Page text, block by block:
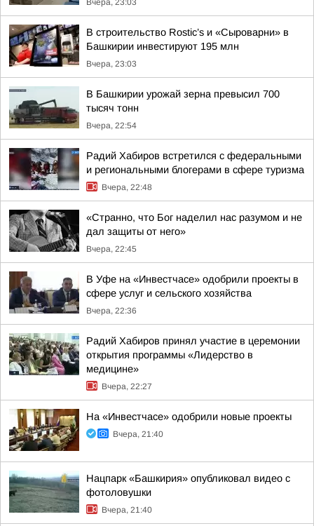
Вчера, 23:03
В строительство Rostic’s и «Сыроварни» в
Башкирии инвестируют 195 млн
Вчера, 23:03
В Башкирии урожай зерна превысил 700
тысяч тонн
Вчера, 22:54
Радий Хабиров встретился с федеральными
и региональными блогерами в сфере туризма
Вчера, 22:48
«Странно, что Бог наделил нас разумом и не
дал защиты от него»
Вчера, 22:45
В Уфе на «Инвестчасе» одобрили проекты в
сфере услуг и сельского хозяйства
Вчера, 22:36
Радий Хабиров принял участие в церемонии
открытия программы «Лидерство в
медицине»
Вчера, 22:27
На «Инвестчасе» одобрили новые проекты
Вчера, 21:40
Нацпарк «Башкирия» опубликовал видео с
фотоловушки
Вчера, 21:40